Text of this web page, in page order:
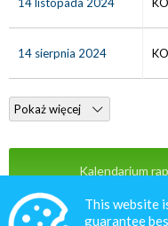
14 sierpnia 2024
Pokaż więcej
Kalendarium
This website
guarantee